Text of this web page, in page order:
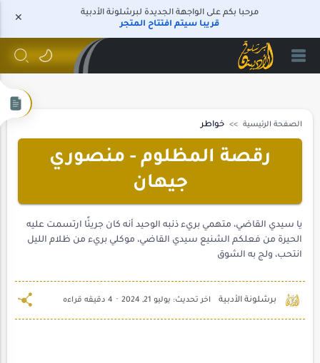
مرحبا بكم على الواجهة الجديدة لبرشلونة الأدبية
قريبا سيتم افتتاح المتجر
الصفحة الرئيسية خواطر
رقصة المظلوم - منصوري
جيهان
يا سيدي القاضي، متهمي بريء ذنبه الوحيد أنه كان جريئًا ارتسمت عليه
الحيرة من فعلكم الشنيع سيدي القاضي، موكلي بريء من ظلام الليل
انتحب، ولج به الشوق
4 دقيقه قراءه